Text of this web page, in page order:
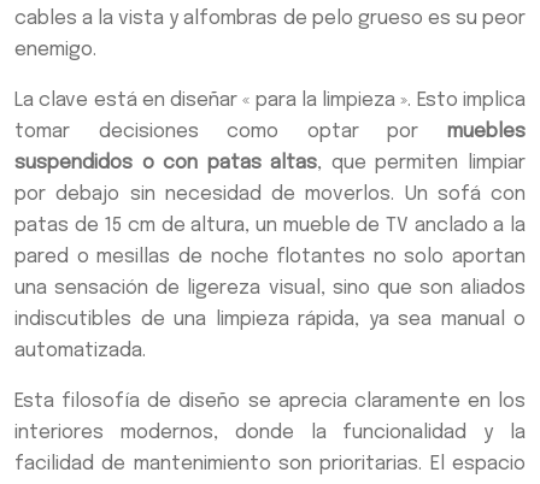
cables a la vista y alfombras de pelo grueso es su peor
enemigo.
La clave está en diseñar « para la limpieza ». Esto implica
tomar decisiones como optar por muebles
suspendidos o con patas altas, que permiten limpiar
por debajo sin necesidad de moverlos. Un sofá con
patas de 15 cm de altura, un mueble de TV anclado a la
pared o mesillas de noche flotantes no solo aportan
una sensación de ligereza visual, sino que son aliados
indiscutibles de una limpieza rápida, ya sea manual o
automatizada.
Esta filosofía de diseño se aprecia claramente en los
interiores modernos, donde la funcionalidad y la
facilidad de mantenimiento son prioritarias. El espacio